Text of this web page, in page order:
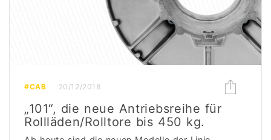
#CAB 20/12/2018
„101“, die neue Antriebsreihe für
Rollläden/Rolltore bis 450 kg.